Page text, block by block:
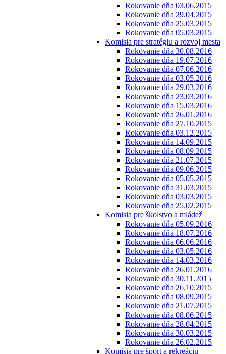
Rokovanie dňa 03.06.2015
Rokovanie dňa 29.04.2015
Rokovanie dňa 25.03.2015
Rokovanie dňa 05.03.2015
Komisia pre stratégiu a rozvoj mesta
Rokovanie dňa 30.08.2016
Rokovanie dňa 19.07.2016
Rokovanie dňa 07.06.2016
Rokovanie dňa 03.05.2016
Rokovanie dňa 29.03.2016
Rokovanie dňa 23.03.2016
Rokovanie dňa 15.03.2016
Rokovanie dňa 26.01.2016
Rokovanie dňa 27.10.2015
Rokovanie dňa 03.12.2015
Rokovanie dňa 14.09.2015
Rokovanie dňa 08.09.2015
Rokovanie dňa 21.07.2015
Rokovanie dňa 09.06.2015
Rokovanie dňa 05.05.2015
Rokovanie dňa 31.03.2015
Rokovanie dňa 03.03.2015
Rokovanie dňa 25.02.2015
Komisia pre školstvo a mládež
Rokovanie dňa 05.09.2016
Rokovanie dňa 18.07.2016
Rokovanie dňa 06.06.2016
Rokovanie dňa 03.05.2016
Rokovanie dňa 14.03.2016
Rokovanie dňa 26.01.2016
Rokovanie dňa 30.11.2015
Rokovanie dňa 26.10.2015
Rokovanie dňa 08.09.2015
Rokovanie dňa 21.07.2015
Rokovanie dňa 08.06.2015
Rokovanie dňa 28.04.2015
Rokovanie dňa 30.03.2015
Rokovanie dňa 26.02.2015
Komisia pre šport a rekreáciu